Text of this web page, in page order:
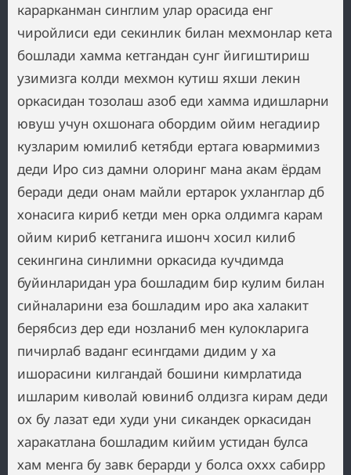
карарканман синглим улар орасида енг
чиройлиси еди секинлик билан мехмонлар кета
бошлади хамма кетгандан сунг йигиштириш
узимизга колди мехмон кутиш яхши лекин
оркасидан тозолаш азоб еди хамма идишларни
ювуш учун охшонага обордим ойим негадиир
кузларим юмилиб кетябди ертага ювармимиз
деди Иро сиз дамни олоринг мана акам ёрдам
беради деди онам майли ертарок ухланглар дб
хонасига кириб кетди мен орка олдимга карам
ойим кириб кетганига ишонч хосил килиб
секингина синлимни оркасида кучдимда
буйинларидан ура бошладим бир кулим билан
сийналарини еза бошладим иро ака халакит
берябсиз дер еди нозланиб мен кулокларига
пичирлаб ваданг есингдами дидим у ха
ишорасини килгандай бошини кимрлатида
ишларим киволай ювиниб олдизга кирам деди
ох бу лазат еди худи уни сикандек оркасидан
харакатлана бошладим кийим устидан булса
хам менга бу завк берарди у болса оххх сабирр